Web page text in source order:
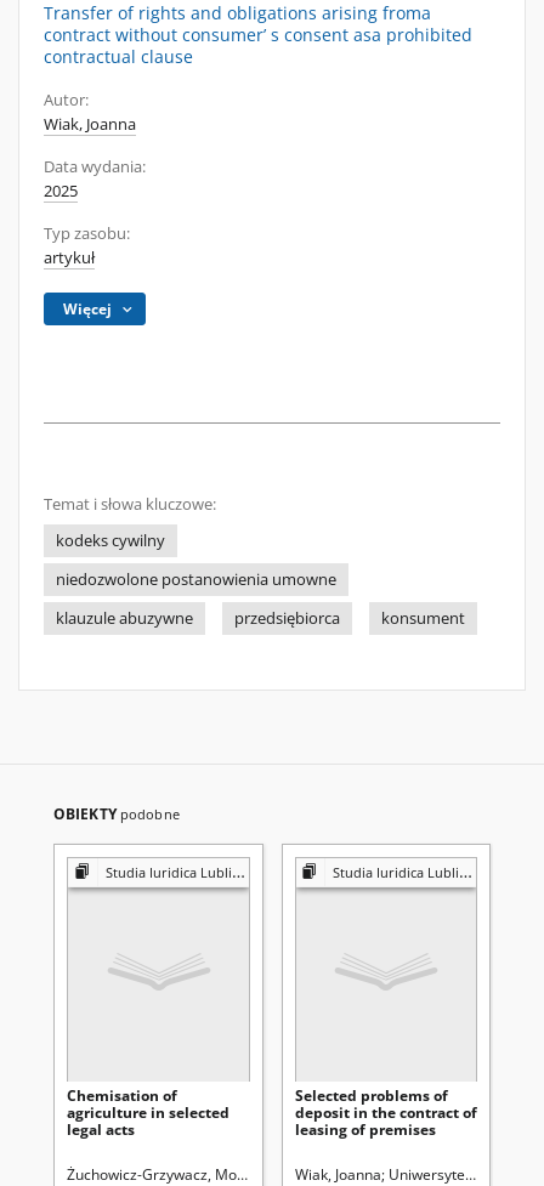
Transfer of rights and obligations arising froma
contract without consumer’ s consent asa prohibited
contractual clause
Autor:
Wiak, Joanna
Data wydania:
2025
Typ zasobu:
artykuł
Więcej
Temat i słowa kluczowe:
kodeks cywilny
niedozwolone postanowienia umowne
klauzule abuzywne
przedsiębiorca konsument
OBIEKTY podobne
Studia Iuridica Lublinensia
Chemisation of
agriculture in selected
legal acts
Żuchowicz-Grzywacz, Monika Uniwersytet Marii Curie-Skłodowskiej
Studia Iuridica Lublinensia
Selected problems of
deposit in the contract of
leasing of premises
Wiak, Joanna Uniwersytet Marii